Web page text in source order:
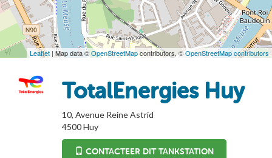
Leaflet | Map data ©OpenStreetMapcontributors, ©OpenStreetMap contributors
TotalEnergies Huy
10, Avenue Reine Astrid
4500Huy
CONTACTEER DIT TANKSTATION